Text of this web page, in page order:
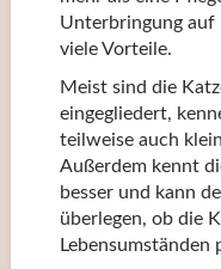
Unterbringung auf
viele Vorteile.
Meist sind die
eingegliedert,
teilweise auch
Außerdem kennt
besser und kann
überlegen, ob die
Lebensumständen